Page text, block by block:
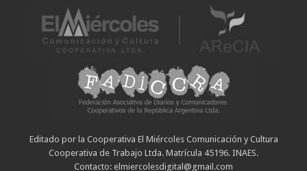
Editado por la Cooperativa El Miércoles Comunicación y Cultura
Cooperativa de Trabajo Ltda. Matrícula 45196. INAES.
Contacto: elmiercolesdigital@gmail.com